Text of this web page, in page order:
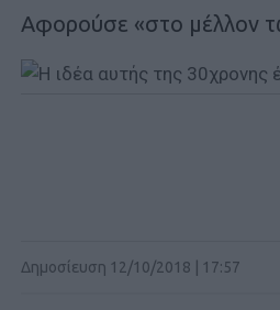
Αφορούσε «στο μέλλον
Δημοσίευση 12/10/2018 | 17:57